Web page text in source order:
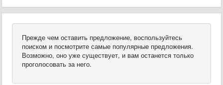
Прежде чем оставить предложение, воспользуйтесь
поиском и посмотрите самые популярные предложения.
Возможно, оно уже существует, и вам останется только
проголосовать за него.